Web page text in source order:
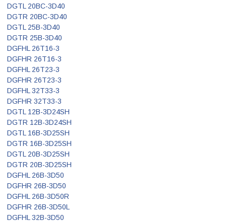
DGTL 20BC-3D40
DGTR 20BC-3D40
DGTL 25B-3D40
DGTR 25B-3D40
DGFHL 26T16-3
DGFHR 26T16-3
DGFHL 26T23-3
DGFHR 26T23-3
DGFHL 32T33-3
DGFHR 32T33-3
DGTL 12B-3D24SH
DGTR 12B-3D24SH
DGTL 16B-3D25SH
DGTR 16B-3D25SH
DGTL 20B-3D25SH
DGTR 20B-3D25SH
DGFHL 26B-3D50
DGFHR 26B-3D50
DGFHL 26B-3D50R
DGFHR 26B-3D50L
DGFHL 32B-3D50